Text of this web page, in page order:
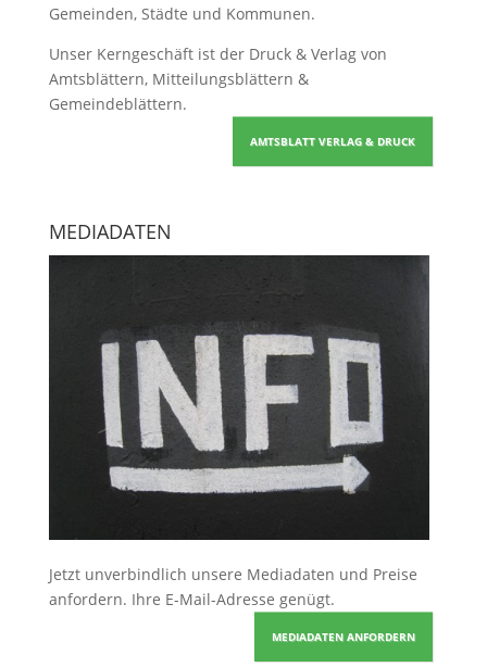
Gemeinden, Städte und Kommunen.
Unser Kerngeschäft ist der Druck & Verlag von
Amtsblättern, Mitteilungsblättern &
Gemeindeblättern.
AMTSBLATT VERLAG & DRUCK
MEDIADATEN
Jetzt unverbindlich unsere Mediadaten und Preise
anfordern. Ihre E-Mail-Adresse genügt.
MEDIADATEN ANFORDERN